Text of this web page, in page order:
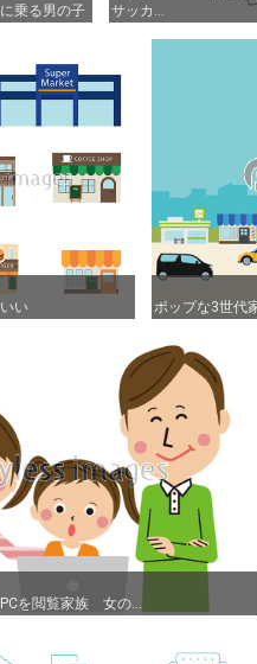
乗る男の子
乗る男の子
サッカ...
サッカ...
い
い ポップな3世代
ポップな3世代
を閲覧家族 女の...
を閲覧家族 女の...